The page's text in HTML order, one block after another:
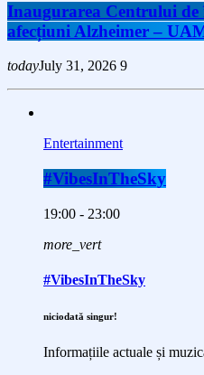
Inaugurarea Centrului de
afecțiuni Alzheimer –
todayJuly 31, 2026 9
Entertainment
#VibesInTheSky
19:00 - 23:00
more_vert
#VibesInTheSky
niciodată singur!
Informațiile actuale și